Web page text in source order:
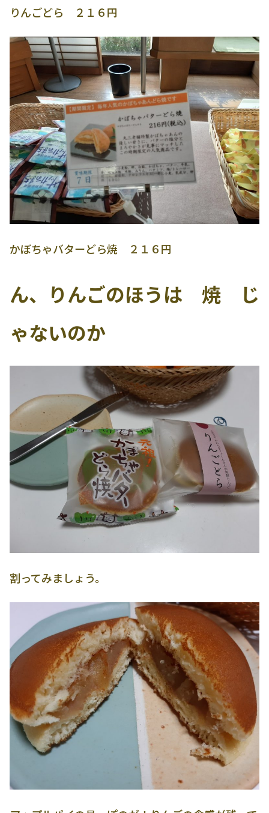
りんごどら ２１６円
かぼちゃバターどら焼 ２１６円
ん、りんごのほうは 焼 じ
ゃないのか
割ってみましょう。